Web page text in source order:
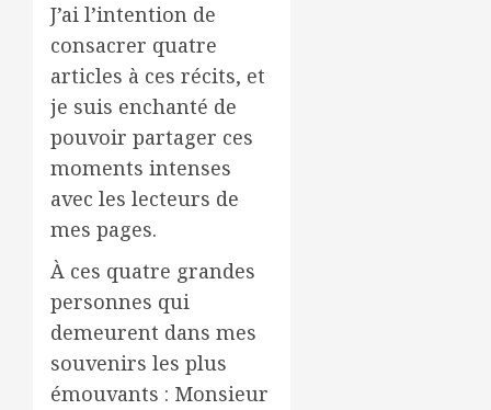
J’ai l’intention de
consacrer quatre
articles à ces récits, et
je suis enchanté de
pouvoir partager ces
moments intenses
avec les lecteurs de
mes pages.
À ces quatre grandes
personnes qui
demeurent dans mes
souvenirs les plus
émouvants : Monsieur